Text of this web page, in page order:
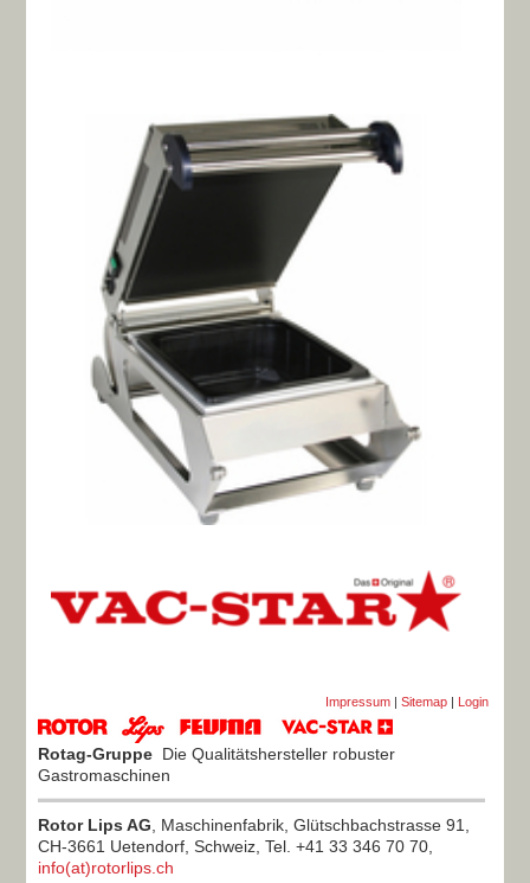
Impressum| Sitemap| Login
Rotag-Gruppe Die Qualitätshersteller robuster
Gastromaschinen
Rotor Lips AG, Maschinenfabrik, Glütschbachstrasse 91,
CH-3661 Uetendorf, Schweiz, Tel. +41 33 346 70 70,
info(at)rotorlips.ch